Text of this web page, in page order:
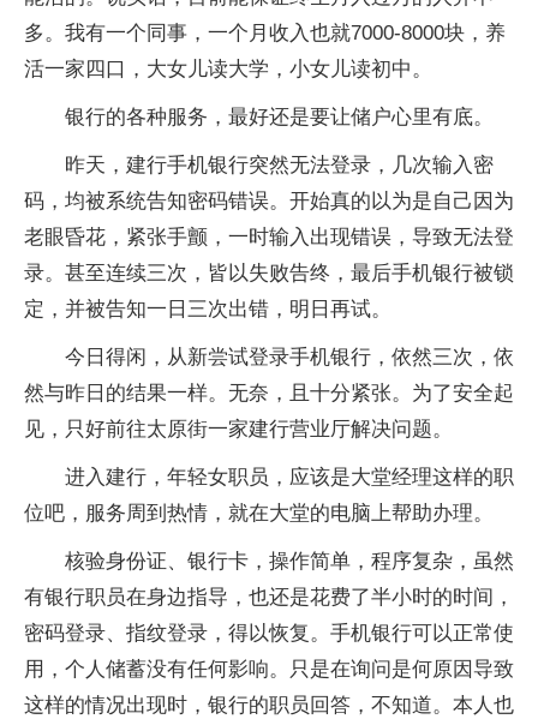
多。我有一个同事，一个月收入也就7000-8000块，养
活一家四口，大女儿读大学，小女儿读初中。
银行的各种服务，最好还是要让储户心里有底。
昨天，建行手机银行突然无法登录，几次输入密
码，均被系统告知密码错误。开始真的以为是自己因为
老眼昏花，紧张手颤，一时输入出现错误，导致无法登
录。甚至连续三次，皆以失败告终，最后手机银行被锁
定，并被告知一日三次出错，明日再试。
今日得闲，从新尝试登录手机银行，依然三次，依
然与昨日的结果一样。无奈，且十分紧张。为了安全起
见，只好前往太原街一家建行营业厅解决问题。
进入建行，年轻女职员，应该是大堂经理这样的职
位吧，服务周到热情，就在大堂的电脑上帮助办理。
核验身份证、银行卡，操作简单，程序复杂，虽然
有银行职员在身边指导，也还是花费了半小时的时间，
密码登录、指纹登录，得以恢复。手机银行可以正常使
用，个人储蓄没有任何影响。只是在询问是何原因导致
这样的情况出现时，银行的职员回答，不知道。本人也